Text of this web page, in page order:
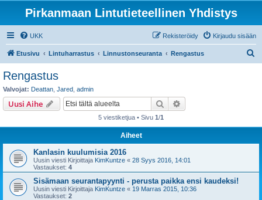
Pirkanmaan Lintutieteellinen Yhdistys
UKK Kirjaudu sisään
Rekisteröidy
Etusivu Lintuharrastus Linnustonseuranta Rengastus
Rengastus
Valvojat: Deattan Jared admin
Uusi Aihe Etsi
5 viestiketjua • Sivu 1/1
Aiheet
Kanlasin kuulumisia 2016
Uusin viesti Kirjoittaja KimKuntze « 28 Syys 2016, 14:01
Vastaukset: 4
Sisämaan seurantapyynti - perusta paikka ensi kaudeksi!
Uusin viesti Kirjoittaja KimKuntze « 19 Marras 2015, 10:36
Vastaukset: 2